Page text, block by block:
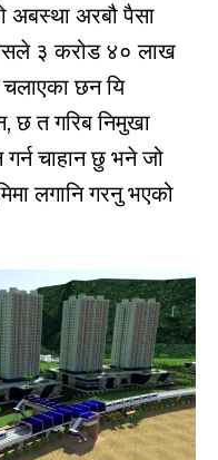
अबस्था अरबौ पैसा
३ करोड ४० लाख
चलाएका छन यि
छ त गरिब निमुखा
चाहान छु भने जो
लगानि गरनु भएको